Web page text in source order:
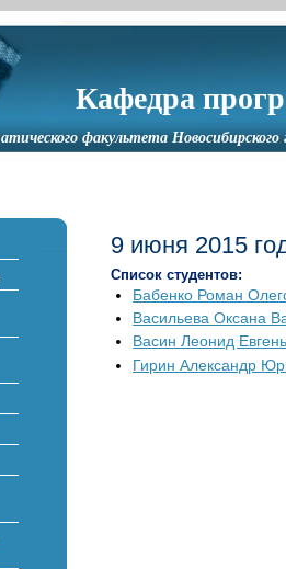
Кафедра
факультета Новосибирского
9 июня 2015
Список студентов:
Бабенко Роман
Васильева Оксана
Васин Леонид
Гирин Александр